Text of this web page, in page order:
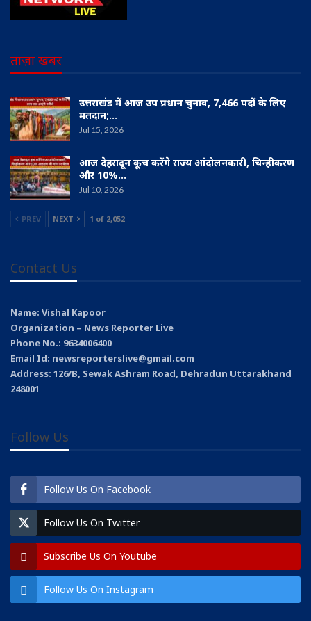
ताज़ा खबर
उत्तराखंड में आज उप प्रधान चुनाव, 7,466 पदों के लिए
मतदान;…
Jul 15, 2026
आज देहरादून कूच करेंगे राज्य आंदोलनकारी, चिन्हीकरण
और 10%…
Jul 10, 2026
PREV NEXT 1 of 2,052
Contact Us
Name: Vishal Kapoor
Organization – News Reporter Live
Phone No.: 9634006400
Email Id: newsreporterslive@gmail.com
Address: 126/B, Sewak Ashram Road, Dehradun Uttarakhand
248001
Follow Us
Follow Us On Facebook
Follow Us On Twitter
Subscribe Us On Youtube
Follow Us On Instagram